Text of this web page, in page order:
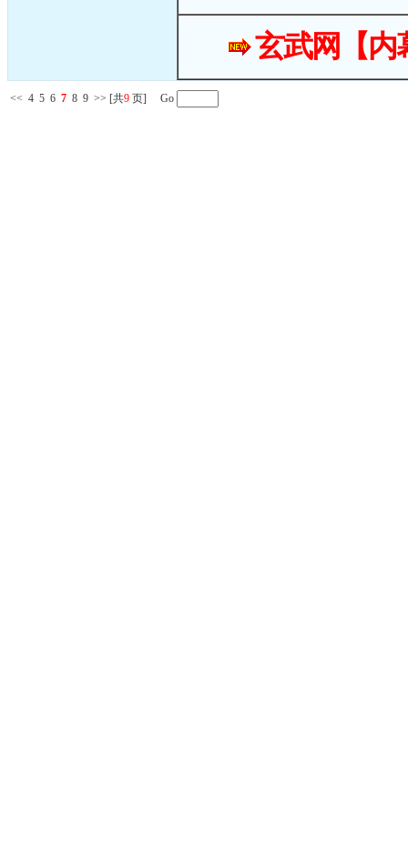
玄武网【
<< 4 5 6 7 8 9 >> [共9 页] Go